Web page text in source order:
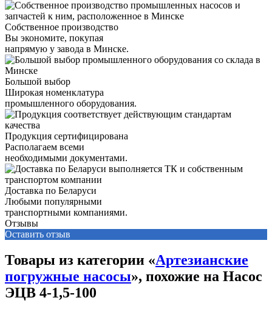
Собственное производство
Вы экономите, покупая
напрямую у завода в Минске.
Большой выбор
Широкая номенклатура
промышленного оборудования.
Продукция сертифицирована
Располагаем всеми
необходимыми документами.
Доставка по Беларуси
Любыми популярными
транспортными компаниями.
Отзывы
Оставить отзыв
Товары из категории «Артезианские
погружные насосы», похожие на Насос
ЭЦВ 4-1,5-100